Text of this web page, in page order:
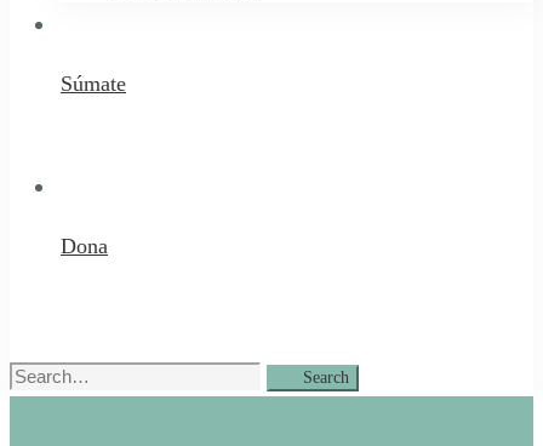
Súmate
Dona
Search
Search